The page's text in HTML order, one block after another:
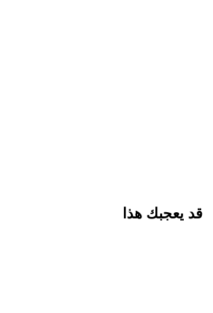
قد يعجبك هذا